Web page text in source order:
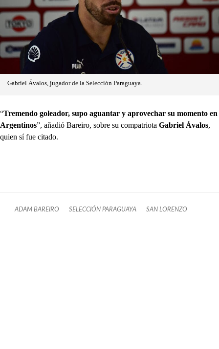
Gabriel Ávalos, jugador de la Selección Paraguaya.
“Tremendo goleador, supo aguantar y aprovechar su momento en
Argentinos”, añadió Bareiro, sobre su compatriota Gabriel Ávalos,
quien sí fue citado.
ADAM BAREIRO SELECCIÓN PARAGUAYA SAN LORENZO